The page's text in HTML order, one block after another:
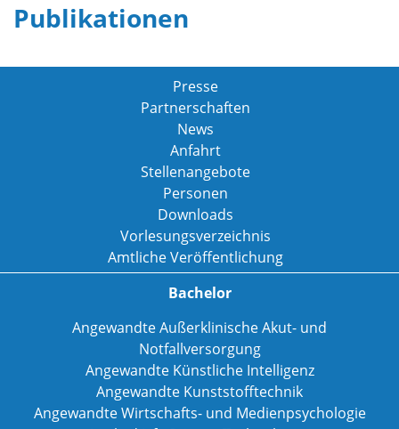
Publikationen
Presse
Partnerschaften
News
Anfahrt
Stellenangebote
Personen
Downloads
Vorlesungsverzeichnis
Amtliche Veröffentlichung
Bachelor
Angewandte Außerklinische Akut- und
Notfallversorgung
Angewandte Künstliche Intelligenz
Angewandte Kunststofftechnik
Angewandte Wirtschafts- und Medienpsychologie